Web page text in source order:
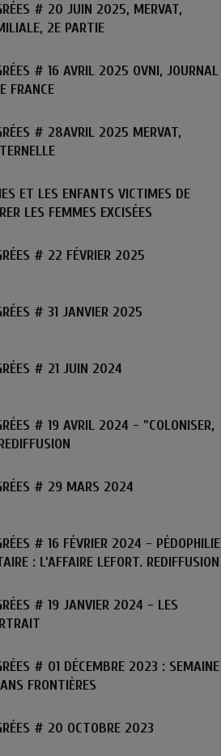
# 20 JUIN 2025, MERVAT,
2E PARTIE
# 16 AVRIL 2025 OVNI, JOURNAL
FRANCE
# 28AVRIL 2025 MERVAT,
ET LES ENFANTS VICTIMES DE
LES FEMMES EXCISÉES
# 22 FÉVRIER 2025
# 31 JANVIER 2025
# 21 JUIN 2024
# 19 AVRIL 2024 - "COLONISER,
# 29 MARS 2024
# 16 FÉVRIER 2024 - PÉDOPHILIE
: L’AFFAIRE LEFORT. REDIFFUSION
# 19 JANVIER 2024 - LES
# 01 DÉCEMBRE 2023 : SEMAINE
FRONTIÈRES
# 20 OCTOBRE 2023